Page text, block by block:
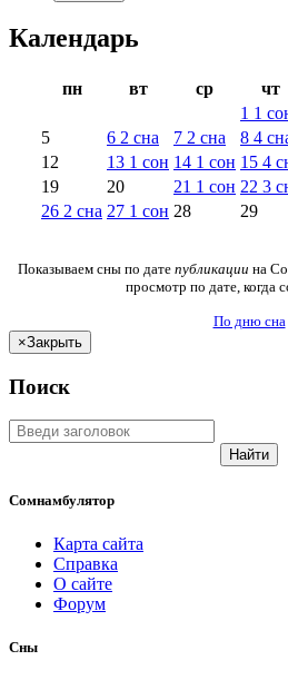
Календарь
пн вт ср чт
1 1
5
6 2 сна 7 2 сна 8 4
12
13 1 сон 14 1 сон 15 4
19
20 21 1 сон 22 3
26 2 сна 27 1 сон 28 29
Показываем сны по дате публикации на
просмотр по дате, когда
По дню сна
×Закрыть
Поиск
Найти
Сомнамбулятор
Карта сайта
Справка
О сайте
Форум
Сны